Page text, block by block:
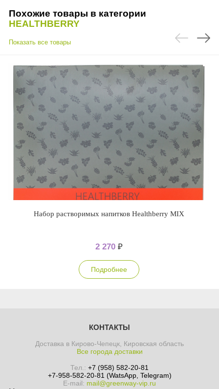
Похожие товары в категории
HEALTHBERRY
Показать все товары
Набор растворимых напитков Healthberry MIX
2 270 ₽
Подробнее
КОНТАКТЫ
Доставка в Кирово-Чепецк, Кировская область
Все города доставки
Тел.: +7 (958) 582-20-81
+7-958-582-20-81 (WatsApp, Telegram)
E-mail: mail@greenway-vip.ru